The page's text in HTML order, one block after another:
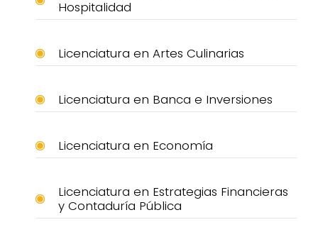
Hospitalidad
Licenciatura en Artes Culinarias
Licenciatura en Banca e Inversiones
Licenciatura en Economía
Licenciatura en Estrategias Financieras
y Contaduría Pública